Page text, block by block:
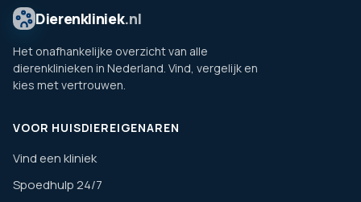
Dierenkliniek.nl
Het onafhankelijke overzicht van alle
dierenklinieken in Nederland. Vind, vergelijk en
kies met vertrouwen.
VOOR HUISDIEREIGENAREN
Vind een kliniek
Spoedhulp 24/7